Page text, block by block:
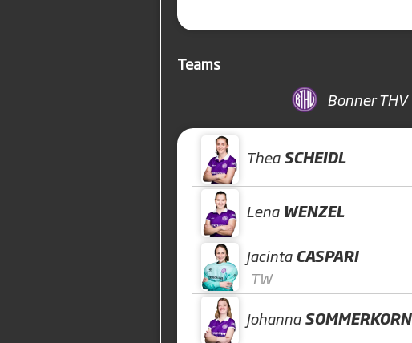
Teams
Bonner THV
Thea SCHEIDL
Lena WENZEL
Jacinta CASPARI
TW
Johanna SOMMERKORN